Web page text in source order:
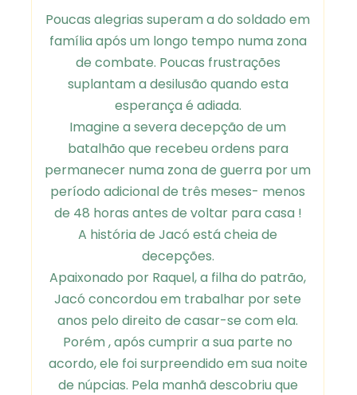
Poucas alegrias superam a do soldado em
família após um longo tempo numa zona
de combate. Poucas frustrações
suplantam a desilusão quando esta
esperança é adiada.
Imagine a severa decepção de um
batalhão que recebeu ordens para
permanecer numa zona de guerra por um
período adicional de três meses- menos
de 48 horas antes de voltar para casa !
A história de Jacó está cheia de
decepções.
Apaixonado por Raquel, a filha do patrão,
Jacó concordou em trabalhar por sete
anos pelo direito de casar-se com ela.
Porém , após cumprir a sua parte no
acordo, ele foi surpreendido em sua noite
de núpcias. Pela manhã descobriu que